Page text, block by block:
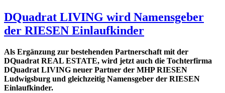
DQuadrat LIVING wird Namensgeber
der RIESEN Einlaufkinder
Als Ergänzung zur bestehenden Partnerschaft mit der
DQuadrat REAL ESTATE, wird jetzt auch die Tochterfirma
DQuadrat LIVING neuer Partner der MHP RIESEN
Ludwigsburg und gleichzeitig Namensgeber der RIESEN
Einlaufkinder.